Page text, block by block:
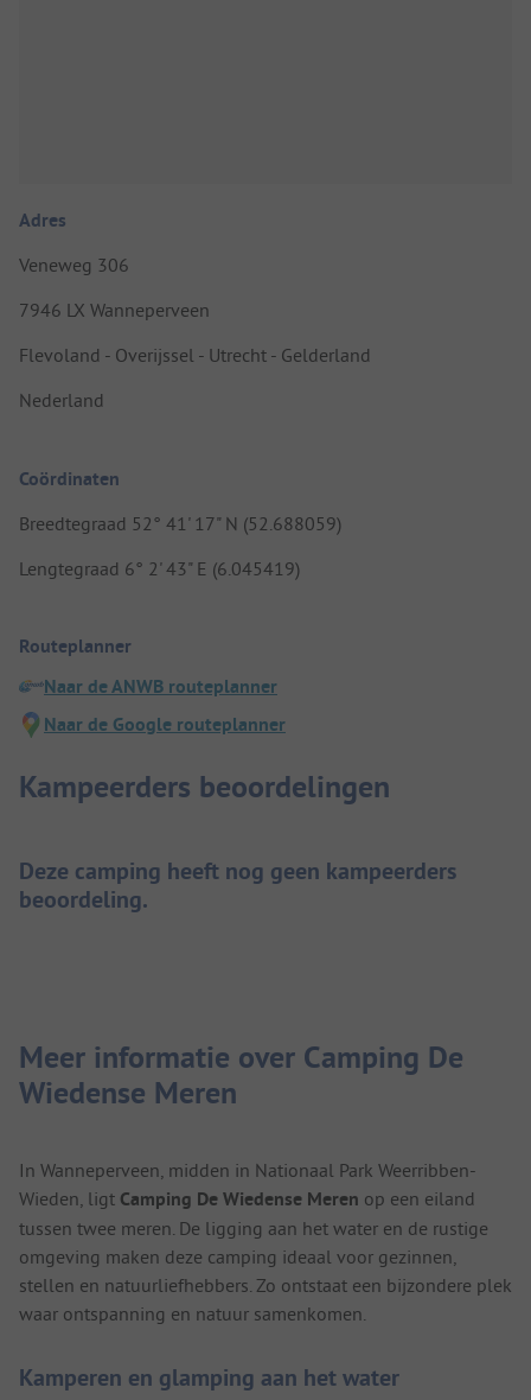
Adres
Veneweg 306
7946 LX Wanneperveen
Flevoland - Overijssel - Utrecht - Gelderland
Nederland
Coördinaten
Breedtegraad 52° 41' 17" N (52.688059)
Lengtegraad 6° 2' 43" E (6.045419)
Routeplanner
Naar de ANWB routeplanner
Naar de Google routeplanner
Kampeerders beoordelingen
Deze camping heeft nog geen kampeerders
beoordeling.
Meer informatie over Camping De
Wiedense Meren
In Wanneperveen, midden in Nationaal Park Weerribben-
Wieden, ligt Camping De Wiedense Meren op een eiland
tussen twee meren. De ligging aan het water en de rustige
omgeving maken deze camping ideaal voor gezinnen,
stellen en natuurliefhebbers. Zo ontstaat een bijzondere plek
waar ontspanning en natuur samenkomen.
Kamperen en glamping aan het water